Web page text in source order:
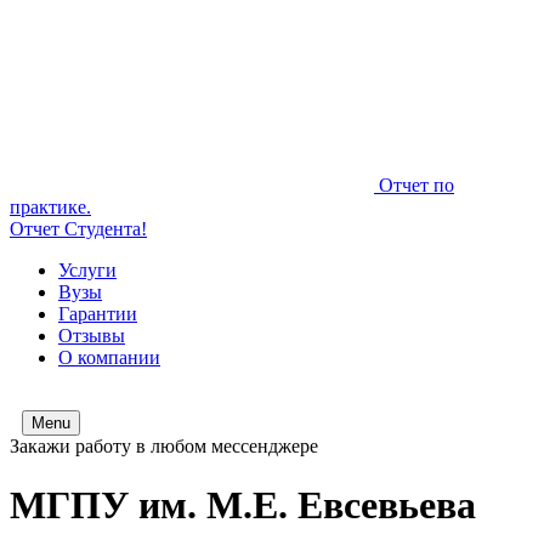
Отчет по
практике.
Отчет Студента!
Услуги
Вузы
Гарантии
Отзывы
О компании
Menu
Закажи работу в любом мессенджере
МГПУ им. М.Е. Евсевьева